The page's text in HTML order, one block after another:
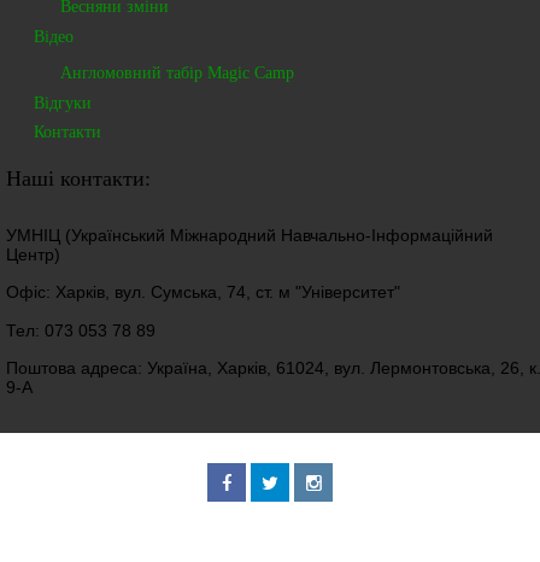
Весняни зміни
Відео
Англомовний табір Magic Camp
Відгуки
Контакти
Наші контакти:
УМНІЦ (Український Міжнародний Навчально-Інформаційний
Центр)
Офіс: Харків, вул. Сумська, 74, ст. м "Університет"
Тел: 073 053 78 89
Поштова адреса: Україна, Харків, 61024, вул. Лермонтовська, 26, к.
9-А